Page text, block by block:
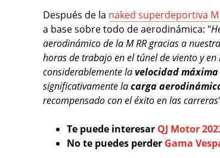
Después de la naked superdeportiva M
a base sobre todo de aerodinámica: "
aerodinámico de la M RR gracias a
horas de trabajo en el túnel de viento y
considerablemente lavelocidad máxima
significativamente lacarga
recompensado con el éxito en las carreras
Te puede interesar QJ Motor
No te puedes perder Gama